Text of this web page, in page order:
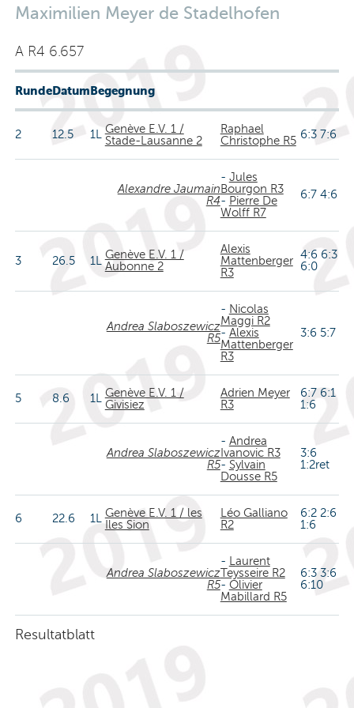
Maximilien Meyer de Stadelhofen
A R4 6.657
RundeDatumBegegnung
2 12.5 1LGenève E.V. 1 /
Stade-Lausanne 2
Raphael
Christophe R5 6:3 7:6
Alexandre Jaumain
R4
- Jules
Bourgon R3
- Pierre De
Wolff R7
6:7 4:6
3 26.5 1LGenève E.V. 1 /
Aubonne 2
Alexis
Mattenberger
R3
4:6 6:3
6:0
Andrea Slaboszewicz
R5
- Nicolas
Maggi R2
- Alexis
Mattenberger
R3
3:6 5:7
5 8.6 1LGenève E.V. 1 /
Givisiez
Adrien Meyer
R3
6:7 6:1
1:6
Andrea Slaboszewicz
R5
- Andrea
Ivanovic R3
- Sylvain
Dousse R5
3:6
1:2ret
6 22.6 1LGenève E.V. 1 / les
Iles Sion
Léo Galliano
R2
6:2 2:6
1:6
Andrea Slaboszewicz
R5
-
Laurent
Teysseire R2
- Olivier
Mabillard R5
6:3 3:6
6:10
Resultatblatt